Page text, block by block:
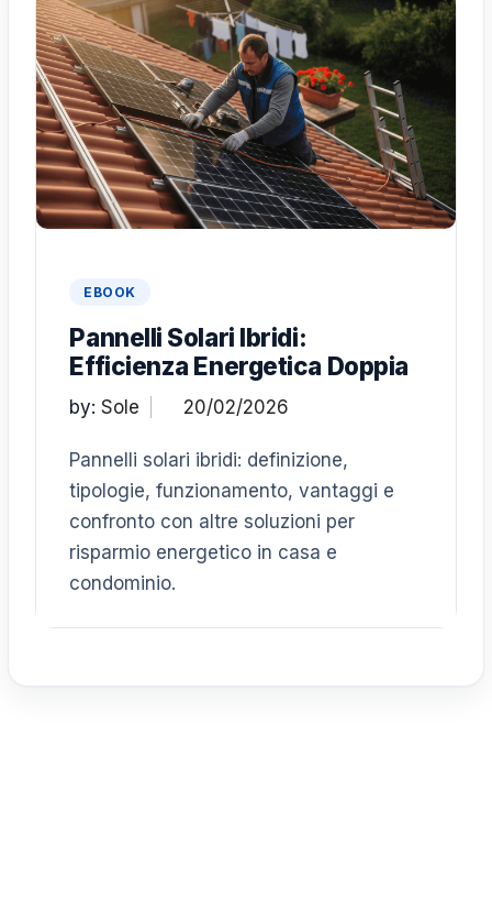
EBOOK
Pannelli Solari Ibridi:
Efficienza Energetica Doppia
by:Sole
Pannelli solari ibridi: definizione,
tipologie, funzionamento, vantaggi e
confronto con altre soluzioni per
risparmio energetico in casa e
condominio.